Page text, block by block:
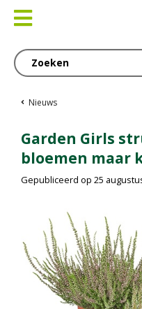
naar
Nieuws
Garden Girls
bloemen maar
Gepubliceerd op 25